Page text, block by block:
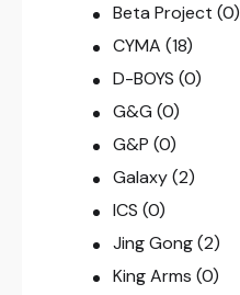
Beta Project (0)
CYMA (18)
D-BOYS (0)
G&G (0)
G&P (0)
Galaxy (2)
ICS (0)
Jing Gong (2)
King Arms (0)